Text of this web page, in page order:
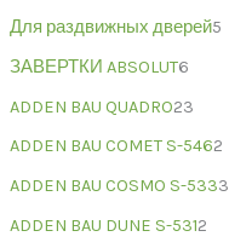
Для раздвижных дверей5
ЗАВЕРТКИ ABSOLUT6
ADDEN BAU QUADRO23
ADDEN BAU COMET S-5462
ADDEN BAU COSMO S-5333
ADDEN BAU DUNE S-5312